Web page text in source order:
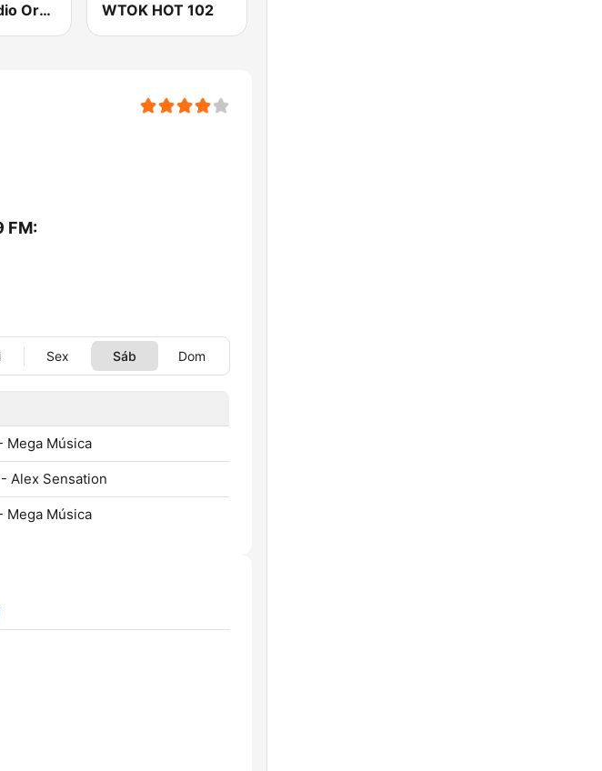
WORO Radio Oro 92.5 FM WTOK HOT 102
FM:
Sex Sáb Dom
Mega Música
Alex Sensation
Mega Música